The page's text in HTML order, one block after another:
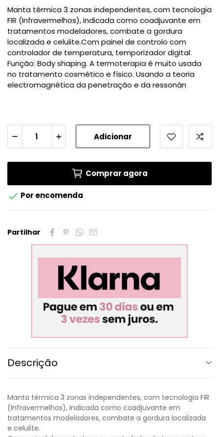
Manta térmica 3 zonas independentes, com tecnologia
FIR (Infravermelhos), indicada como coadjuvante em
tratamentos modeladores, combate a gordura
localizada e celulite.Com painel de controlo com
controlador de temperatura, temporizador digital.
Função: Body shaping. A termoterapia é muito usada
no tratamento cosmético e físico. Usando a teoria
electromagnética da penetração e da ressonân
Adicionar
Comprar agora
 Por encomenda
Partilhar
Descrição
Manta térmica 3 zonas independentes, com tecnologia FIR
(Infravermelhos), indicada como coadjuvante em
tratamentos modeladores, combate a gordura localizada
e celulite.